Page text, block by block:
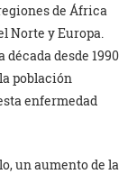
de África
Norte y Europa.
década desde 1990
población
enfermedad
un aumento de la